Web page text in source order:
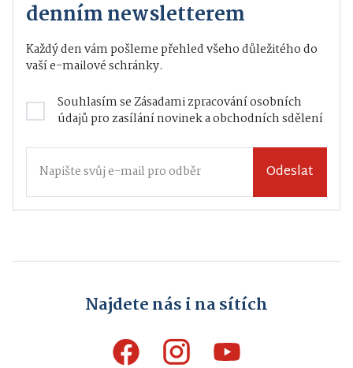
denním newsletterem
Každý den vám pošleme přehled všeho důležitého do
vaší e-mailové schránky.
Souhlasím seZásadami zpracování osobních
údajůpro zasílání novinek a obchodních sdělení
Odeslat
Najdete nás i na sítích